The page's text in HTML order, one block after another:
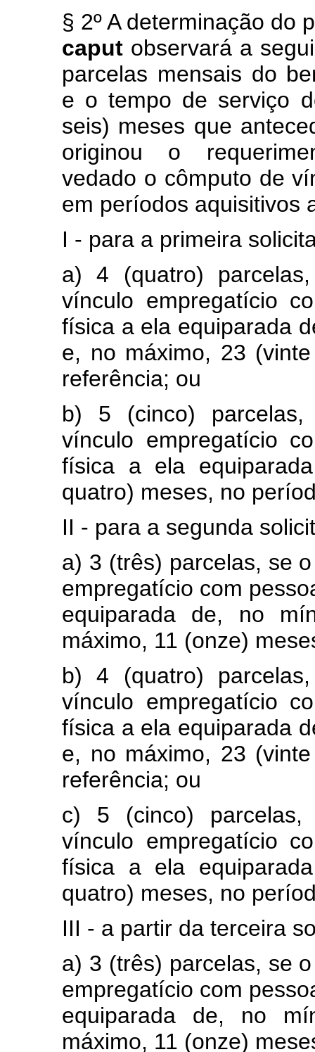
§ 2º A determinação do
caput observará a
parcelas mensais do
e o tempo de serviço
seis) meses que
originou o
vedado o cômputo de
em períodos aquisitivos
I - para a primeira
a) 4 (quatro)
vínculo empregatício
física a ela equiparada
e, no máximo, 23
referência; ou
b) 5 (cinco) parcelas,
vínculo empregatício
física a ela
quatro) meses, no
II - para a segunda
a) 3 (três) parcelas, se
empregatício com
equiparada de, no
máximo, 11 (onze)
b) 4 (quatro)
vínculo empregatício
física a ela equiparada
e, no máximo, 23
referência; ou
c) 5 (cinco) parcelas,
vínculo empregatício
física a ela
quatro) meses, no
III - a partir da terceira
a) 3 (três) parcelas, se
empregatício com
equiparada de, no
máximo, 11 (onze)